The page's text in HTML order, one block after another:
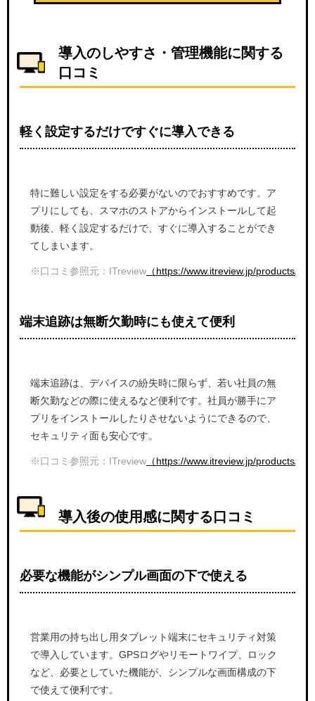
導入のしやすさ・管理機能に関する
口コミ
軽く設定するだけですぐに導入できる
特に難しい設定をする必要がないのでおすすめです。ア
プリにしても、スマホのストアからインストールして起
動後、軽く設定するだけで、すぐに導入することができ
てしまいます。
※口コミ参照元：ITreview （https://www.itreview.jp/products/
端末追跡は無断欠勤時にも使えて便利
端末追跡は、デバイスの紛失時に限らず、若い社員の無
断欠勤などの際に使えるなど便利です。社員が勝手にア
プリをインストールしたりさせないようにできるので、
セキュリティ面も安心です。
※口コミ参照元：ITreview （https://www.itreview.jp/products/
導入後の使用感に関する口コミ
必要な機能がシンプル画面の下で使える
営業用の持ち出し用タブレット端末にセキュリティ対策
で導入しています。GPSログやリモートワイプ、ロック
など、必要としていた機能が、シンプルな画面構成の下
で使えて便利です。